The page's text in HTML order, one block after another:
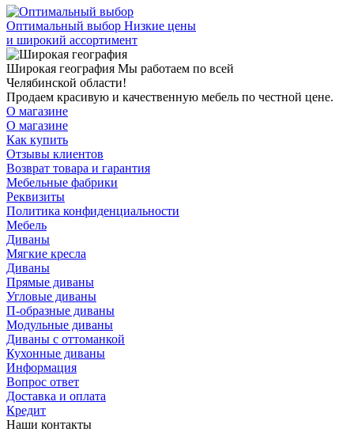
Оптимальный выбор Низкие цены
и широкий ассортимент
Широкая география Мы работаем по всей
Челябинской области!
Продаем красивую и качественную мебель по честной цене.
О магазине
О магазине
Как купить
Отзывы клиентов
Возврат товара и гарантия
Мебельные фабрики
Реквизиты
Политика конфиденциальности
Мебель
Диваны
Мягкие кресла
Диваны
Прямые диваны
Угловые диваны
П-образные диваны
Модульные диваны
Диваны с оттоманкой
Кухонные диваны
Информация
Вопрос ответ
Доставка и оплата
Кредит
Наши контакты